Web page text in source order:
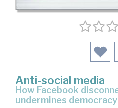
Anti-social media
how Facebook disconnects ua and
undermines democracy